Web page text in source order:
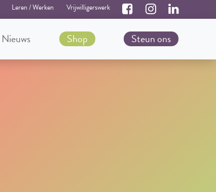
Leren / Werken Vrijwilligerswerk
Nieuws Shop Steun ons